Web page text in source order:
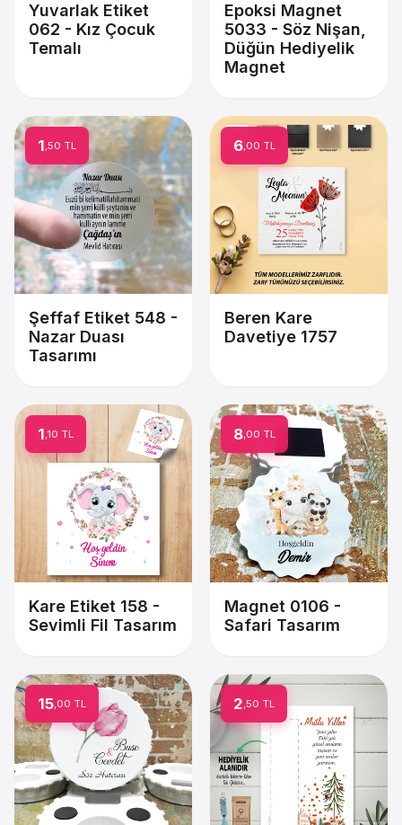
Yuvarlak Etiket
062 - Kız Çocuk
Temalı
Epoksi Magnet
5033 - Söz Nişan,
Düğün Hediyelik
Magnet
1 ,50 TL
Şeffaf Etiket 548 -
Nazar Duası
Tasarımı
6 ,00 TL
Beren Kare
Davetiye 1757
1 ,10 TL
Kare Etiket 158 -
Sevimli Fil Tasarım
8 ,00 TL
Magnet 0106 -
Safari Tasarım
15 ,00 TL 2 ,50 TL